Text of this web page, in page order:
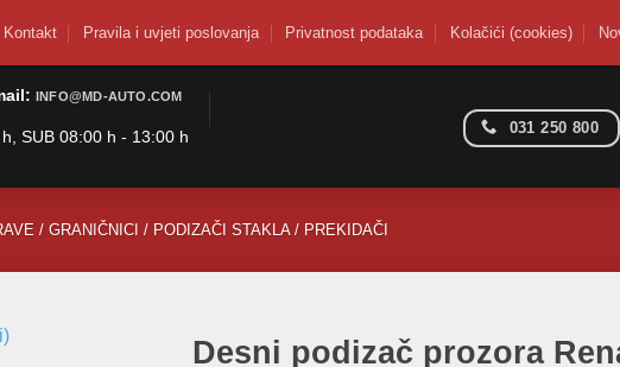
Kontakt Pravila i uvjeti poslovanja Privatnost podataka Kolačići (cookies)
INFO@MD-AUTO.COM
SUB 08:00 h - 13:00 h
031 250 800
/ GRANIČNICI / PODIZAČI STAKLA / PREKIDAČI
Desni podizač prozora